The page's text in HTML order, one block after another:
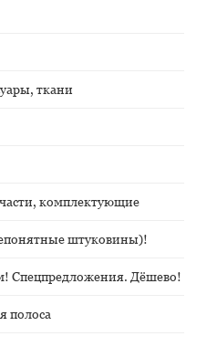
ткани
комплектующие
штуковины)!
Спецпредложения. Дёшево!
полоса